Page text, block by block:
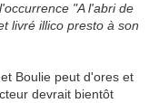
l'occurrence "A l'abri de
livré illico presto à son
Boulie peut d'ores et
devrait bientôt